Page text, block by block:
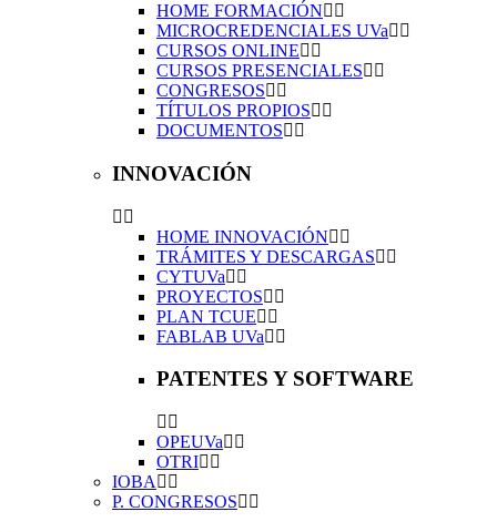
HOME FORMACIÓN
MICROCREDENCIALES UVa
CURSOS ONLINE
CURSOS PRESENCIALES
CONGRESOS
TÍTULOS PROPIOS
DOCUMENTOS
INNOVACIÓN
HOME INNOVACIÓN
TRÁMITES Y DESCARGAS
CYTUVa
PROYECTOS
PLAN TCUE
FABLAB UVa
PATENTES Y SOFTWARE
OPEUVa
OTRI
IOBA
P. CONGRESOS